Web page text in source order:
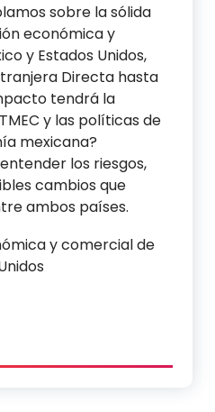
sobre la sólida
económica y
y Estados Unidos,
Directa hasta
tendrá la
y las políticas de
mexicana?
los riesgos,
cambios que
ambos países.
y comercial de